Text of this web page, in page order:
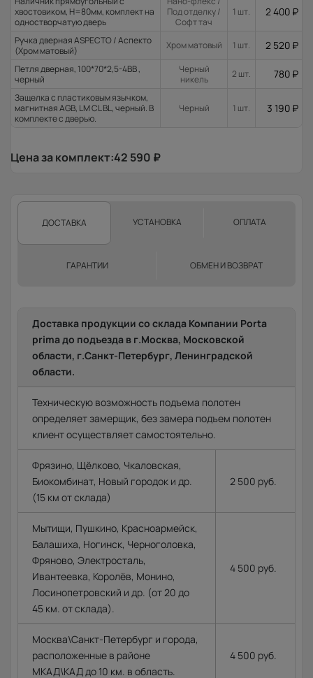
хвостовиком, H=80мм, комплект на
одностворчатую дверь
Под отделку /
Софт тач
1 шт. 2 400 ₽
Ручка дверная ASPECTO / Аспекто
(Хром матовый)
Хром матовый 1 шт. 2 520 ₽
Петля дверная, 100*70*2,5-4ВВ ,
черный
Черный
никель
2 шт. 780 ₽
Защелка с пластиковым язычком,
магнитная AGB, LM CL BL, черный. В
комплекте с дверью.
Черный 1 шт. 3 190 ₽
Цена за комплект:42 590 ₽
ДОСТАВКА УСТАНОВКА ОПЛАТА
ГАРАНТИИ ОБМЕН И ВОЗВРАТ
Доставка продукции со склада Компании Porta
prima до подъезда в г.Москва, Московской
области, г.Санкт-Петербург, Ленинградской
области.
Техническую возможность подъема полотен
определяет замерщик, без замера подъем полотен
клиент осуществляет самостоятельно.
Фрязино, Щёлково, Чкаловская,
Биокомбинат, Новый городок и др.
(15 км от склада)
2 500 руб.
Мытищи, Пушкино, Красноармейск,
Балашиха, Ногинск, Черноголовка,
Фряново, Электросталь,
Ивантеевка, Королёв, Монино,
Лосинопетровский и др. (от 20 до
45 км. от склада).
4 500 руб.
Москва\Санкт-Петербург и города,
расположенные в районе
МКАД\КАД до 10 км. в область.
4 500 руб.